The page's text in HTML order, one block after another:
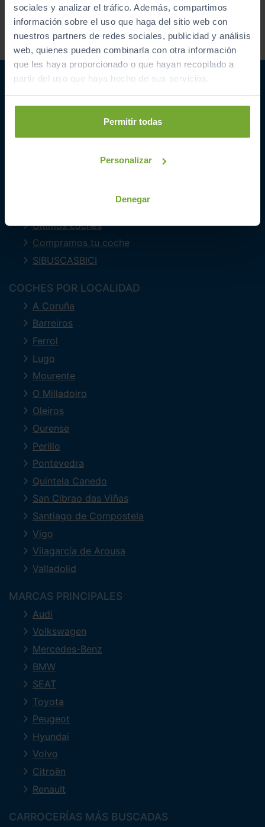
sociales y analizar el tráfico. Además, compartimos
información sobre el uso que haga del sitio web con
nuestros partners de redes sociales, publicidad y análisis
web, quienes pueden combinarla con otra información
que les haya proporcionado o que hayan recopilado a
partir del uso que haya hecho de sus servicios.
Permitir todas
Personalizar
Denegar
Acepto lapolítica de privacidad
Acepto recibir información
comercial sobre ofertas y
promociones de Automóviles
PROVOS S.L.
ENLACES INTERESANTES
Últimos coches
Compramos tu coche
SIBUSCASBICI
COCHES POR LOCALIDAD
A Coruña
Barreiros
Ferrol
Lugo
Mourente
O Milladoiro
Oleiros
Ourense
Perillo
Pontevedra
Quintela Canedo
San Cibrao das Viñas
Santiago de Compostela
Vigo
Vilagarcía de Arousa
Valladolid
MARCAS PRINCIPALES
Audi
Volkswagen
Mercedes-Benz
BMW
SEAT
Toyota
Peugeot
Hyundai
Volvo
Citroën
Renault
CARROCERÍAS MÁS BUSCADAS